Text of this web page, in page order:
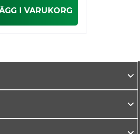
I VARUKORG